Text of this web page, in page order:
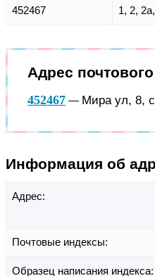
452467 1, 2,
Адрес
452467 — Мира ул, 8,
Информация об
Адрес:
Почтовые индексы:
Образец написания индекса: